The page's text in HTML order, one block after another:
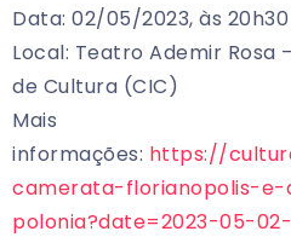
Data: 02/05/2023, às 20h30
Local: Teatro Ademir Rosa
de Cultura (CIC)
Mais
informações: https://
camerata-florianopolis-
polonia?date=2023-05-